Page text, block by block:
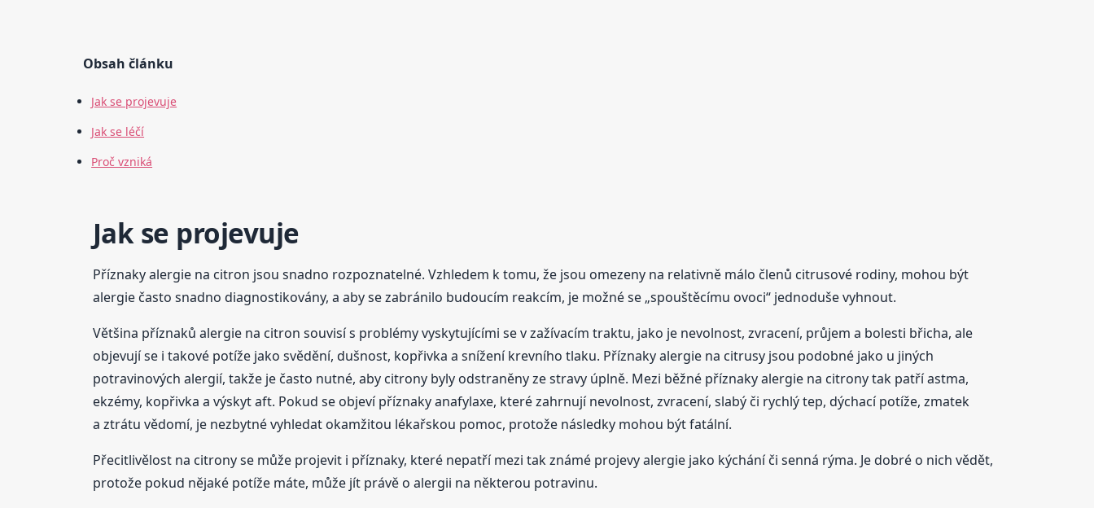
Obsah článku
Jak se projevuje
Jak se léčí
Proč vzniká
Jak se projevuje
Příznaky alergie na citron jsou snadno rozpoznatelné. Vzhledem k tomu, že jsou omezeny na relativně málo členů citrusové rodiny, mohou být
alergie často snadno diagnostikovány, a aby se zabránilo budoucím reakcím, je možné se „spouštěcímu ovoci“ jednoduše vyhnout.
Většina příznaků alergie na citron souvisí s problémy vyskytujícími se v zažívacím traktu, jako je nevolnost, zvracení, průjem a bolesti břicha, ale
objevují se i takové potíže jako svědění, dušnost, kopřivka a snížení krevního tlaku. Příznaky alergie na citrusy jsou podobné jako u jiných
potravinových alergií, takže je často nutné, aby citrony byly odstraněny ze stravy úplně. Mezi běžné příznaky alergie na citrony tak patří astma,
ekzémy, kopřivka a výskyt aft. Pokud se objeví příznaky anafylaxe, které zahrnují nevolnost, zvracení, slabý či rychlý tep, dýchací potíže, zmatek
a ztrátu vědomí, je nezbytné vyhledat okamžitou lékařskou pomoc, protože následky mohou být fatální.
Přecitlivělost na citrony se může projevit i příznaky, které nepatří mezi tak známé projevy alergie jako kýchání či senná rýma. Je dobré o nich vědět,
protože pokud nějaké potíže máte, může jít právě o alergii na některou potravinu.